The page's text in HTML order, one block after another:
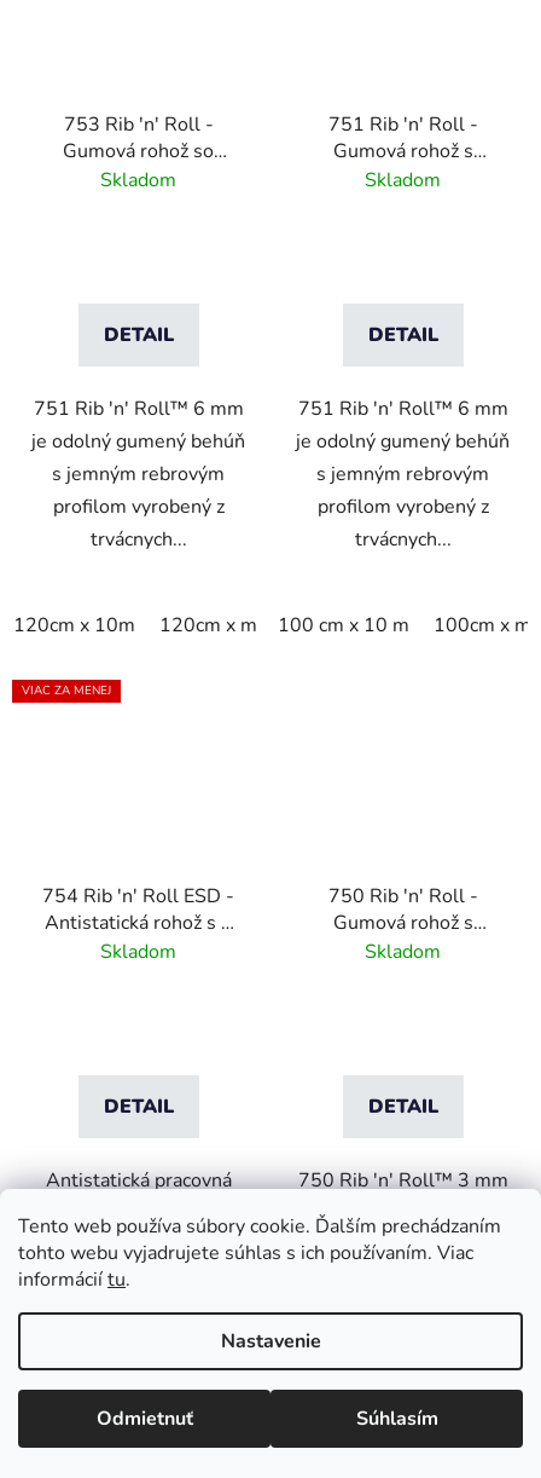
Tento web používa súbory cookie. Ďalším prechádzaním
tohto webu vyjadrujete súhlas s ich používaním. Viac
informáciítu.
Nastavenie
Odmietnuť Súhlasím
753 Rib 'n' Roll -
Gumová rohož so
širokým rebrovým
Skladom
DETAIL
751 Rib 'n' Roll™ 6 mm
je odolný gumený behúň
s jemným rebrovým
profilom vyrobený z
trvácnych...
120cm x 10m 120cm x m
751 Rib 'n' Roll -
Gumová rohož s
jemným rebrovým
Skladom
DETAIL
751 Rib 'n' Roll™ 6 mm
je odolný gumený behúň
s jemným rebrovým
profilom vyrobený z
trvácnych...
100 cm x 10 m 100cm x m
VIAC ZA MENEJ
754 Rib 'n' Roll ESD -
Antistatická rohož s 3
mm jemným
Skladom
DETAIL
Antistatická pracovná
plocha, ktorá odvádza
statický náboj z vodivých
predmetov umiestnených
na...
120cm x 150cm
750 Rib 'n' Roll -
Gumová rohož s
jemným rebrovým
Skladom
DETAIL
750 Rib 'n' Roll™ 3 mm
je odolný gumený behúň
s jemným rebrovým
trvácnych...
100cm x 10m 100cm x m